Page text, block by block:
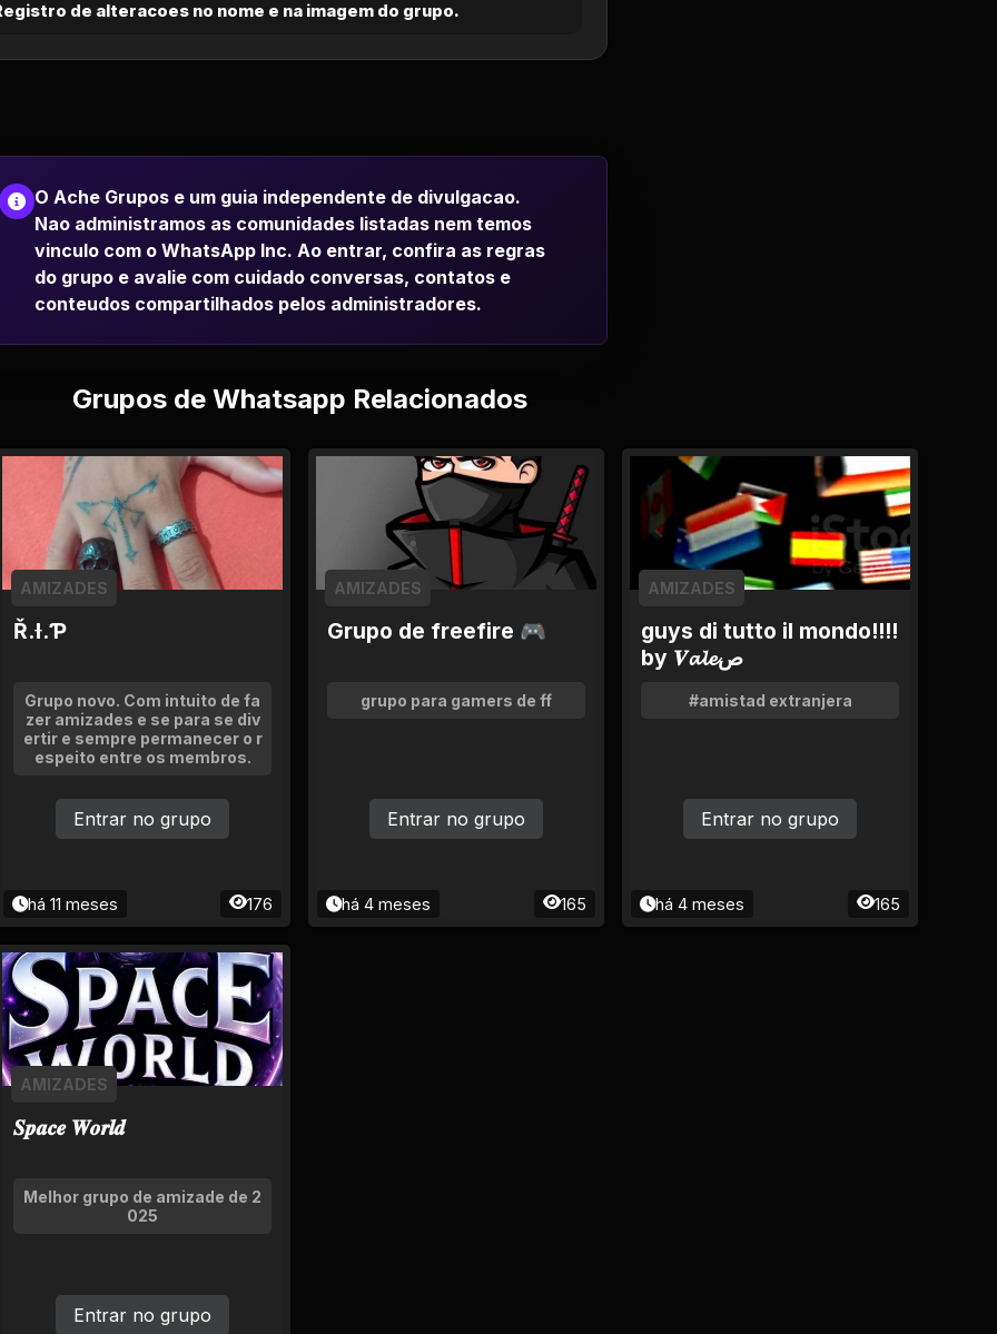
de alteracoes no nome e na imagem do grupo.
O Ache Grupos e um guia independente de divulgacao.
Nao administramos as comunidades listadas nem temos
vinculo com o WhatsApp Inc. Ao entrar, confira as regras
do grupo e avalie com cuidado conversas, contatos e
conteudos compartilhados pelos administradores.
Grupos de Whatsapp Relacionados
Ř.Ɨ.Ƥ
AMIZADES
Grupo novo. Com intuito de fa
zer amizades e se para se div
ertir e sempre permanecer o r
espeito entre os membros.
há 11 meses 176
Entrar no grupo
Grupo de freefire 🎮
AMIZADES
grupo para gamers de ff
há 4 meses 165
Entrar no grupo
guys di tutto il mondo!!!!
by 𝑽𝓪𝓵𝓮ص
AMIZADES
#amistad extranjera
há 4 meses 165
Entrar no grupo
𝑺𝒑𝒂𝒄𝒆 𝑾𝒐𝒓𝒍𝒅
AMIZADES
Melhor grupo de amizade de 2
025
Entrar no grupo